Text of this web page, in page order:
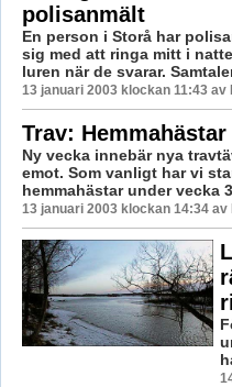
polisanmält
En person i Storå har
sig med att ringa mitt i
luren när de svarar.
13 januari 2003 klockan 11:43 av
Trav:
Ny vecka innebär nya
emot. Som vanligt har vi
hemmahästar under vecka
13 januari 2003 klockan 14:34